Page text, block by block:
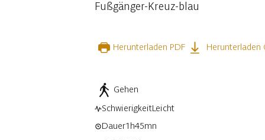
Fußgänger-Kreuz-blau
Herunterladen PDF Herunterladen
Gehen
SchwierigkeitLeicht
Dauer1h45mn